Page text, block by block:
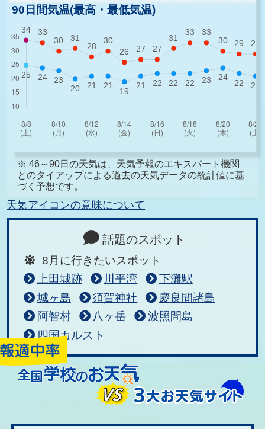
90日間気温(最高・最低気温)
※ 46～90日の天気は、天気予報のエキスパート機関
とのタイアップによる過去の天気データの統計値に基
づく予想です。
天気アイコンの意味について
話題のスポット
8月に行きたいスポット
上田城跡
川平湾
下灘駅
城ヶ島
須賀神社
慶良間諸島
阿智村
八ヶ岳
波照間島
四国カルスト